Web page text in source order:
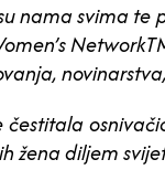
nama svima
žena diljem